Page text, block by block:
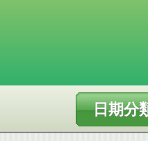
日期分